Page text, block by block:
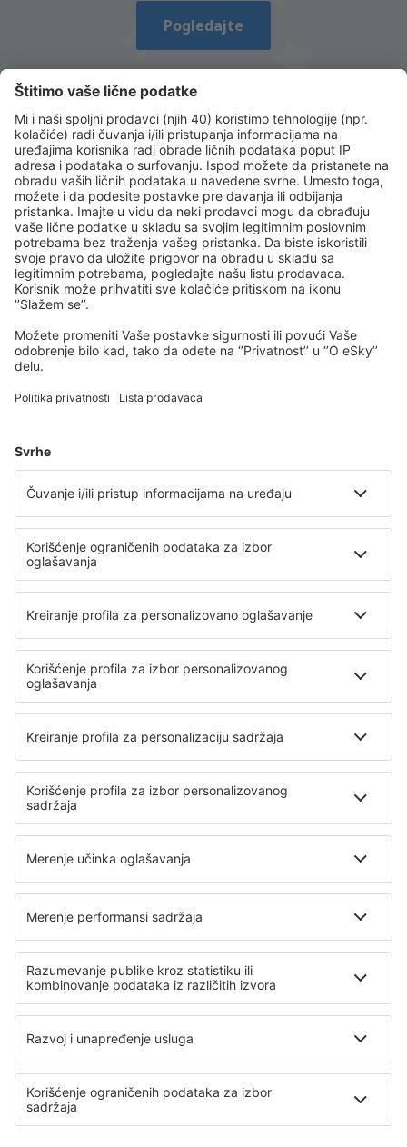
Pogledajte
Preuzmi našu aplikacijui planiraj svoja
putovanja
Isplaniraj svoj put
Letovanje
Smeštaj
Let+Hotel
Hoteli
Transferi
Atrakcije
Sportski događaji
Saznaj više
Mobilna aplikacija
Air Serbia
Wizz Air
Air Montenegro
Ryanair
Lufthansa
O eSky
Opšti uslovi
Moje rezervacije
Politika Privatnosti
Pomoć i kontakt